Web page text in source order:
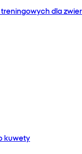
dla
kuwety